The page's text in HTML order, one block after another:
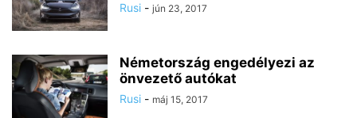
Rusi - jún 23, 2017
Németország engedélyezi az
önvezető autókat
Rusi - máj 15, 2017